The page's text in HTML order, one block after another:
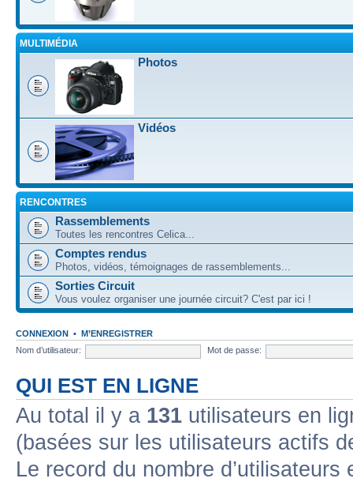
MULTIMÉDIA
Photos
Vidéos
RENCONTRES
Rassemblements
Toutes les rencontres Celica...
Comptes rendus
Photos, vidéos, témoignages de rassemblements...
Sorties Circuit
Vous voulez organiser une journée circuit? C'est par ici !
CONNEXION • M’ENREGISTRER
Nom d’utilisateur:
Mot de passe:
QUI EST EN LIGNE
Au total il y a 131 utilisateurs en
(basées sur les utilisateurs actifs
Le record du nombre